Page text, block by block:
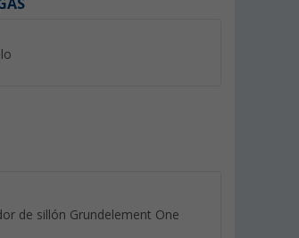
de sillón Grundelement One
Berger